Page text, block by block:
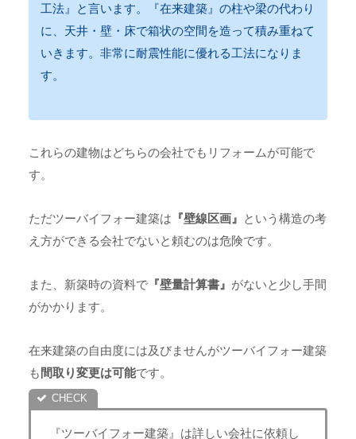
工法』と言います。『在来建築』の柱や梁の代わり
に、天井・壁・床で箱状の空間を造って積み重ねて
いきます。非常に耐震性能に優れる工法になりま
す。
これらの建物はどちらの会社でもリフォームが可能で
す。
ただツーバイフォー建築は 『壁線区画』 という構造の考
え方ができる会社でないと頼むのは危険です。
また、新築時の資料で 『壁量計算書』 がないと少し手間
がかかります。
在来建築の自由度には及びませんがツーバイフォー建築
も 間取り変更は可能です。
『ツーバイフォー建築』は詳しい会社に依頼し